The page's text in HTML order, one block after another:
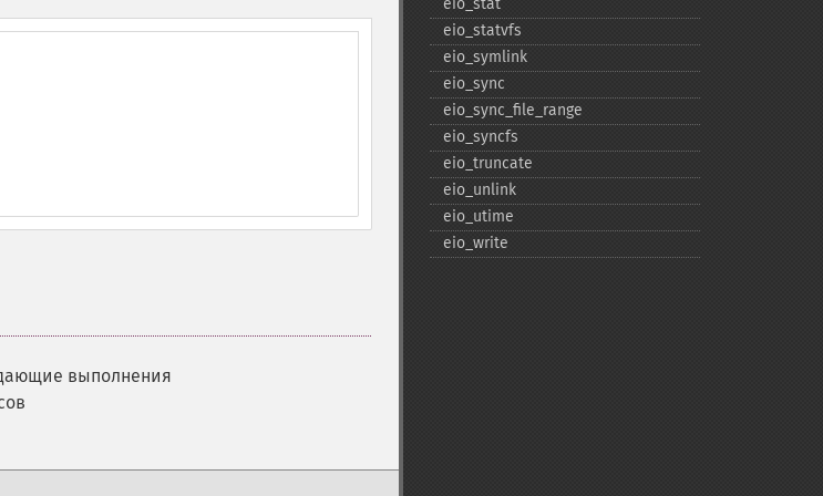
выполнения
eio_​stat
eio_​statvfs
eio_​symlink
eio_​sync
eio_​sync_​file_​range
eio_​syncfs
eio_​truncate
eio_​unlink
eio_​utime
eio_​write